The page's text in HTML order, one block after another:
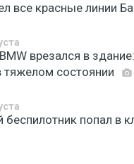
все красные линии
врезался в
тяжелом состоянии
беспилотник попал в